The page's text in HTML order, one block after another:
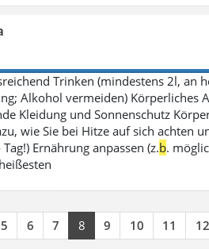
Trinken (mindestens 2l, an
Alkohol vermeiden) Körperliches
Kleidung und Sonnenschutz
wie Sie bei Hitze auf sich achten
Ernährung anpassen (z.b.
5 6 7 8 9 10 11 12